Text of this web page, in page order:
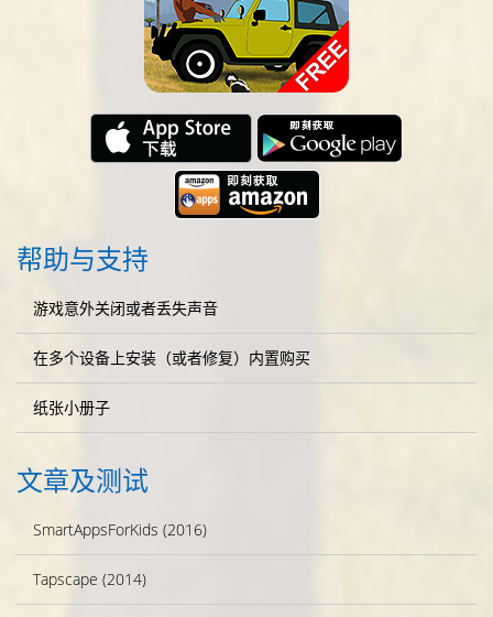
帮助与支持
游戏意外关闭或者丢失声音
在多个设备上安装（或者修复）内置购买
纸张小册子
文章及测试
SmartAppsForKids (2016)
Tapscape (2014)